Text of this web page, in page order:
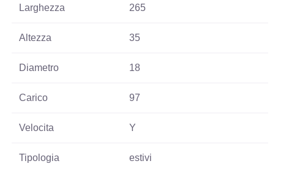
Larghezza 265
Altezza 35
Diametro 18
Carico 97
Velocita Y
Tipologia estivi